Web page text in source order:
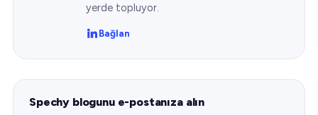
yerde topluyor.
Bağlan
Spechy blogunu e-postanıza alın